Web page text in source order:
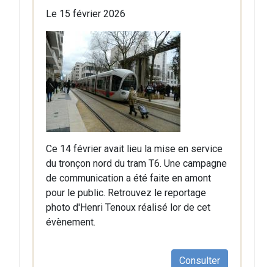
Le 15 février 2026
Ce 14 février avait lieu la mise en service
du tronçon nord du tram T6. Une campagne
de communication a été faite en amont
pour le public. Retrouvez le reportage
photo d'Henri Tenoux réalisé lor de cet
évènement.
Consulter